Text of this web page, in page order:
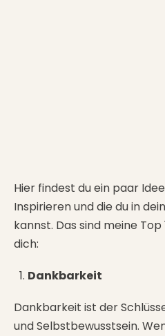
Hier findest du ein paar
Inspirieren und die du in
kannst. Das sind meine
dich:
Dankbarkeit
Dankbarkeit ist der
und Selbstbewusstsein.